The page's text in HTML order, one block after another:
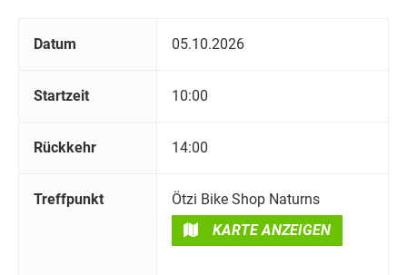
Datum 05.10.2026
Startzeit 10:00
Rückkehr 14:00
Treffpunkt
Ötzi Bike Shop Naturns
KARTE ANZEIGEN